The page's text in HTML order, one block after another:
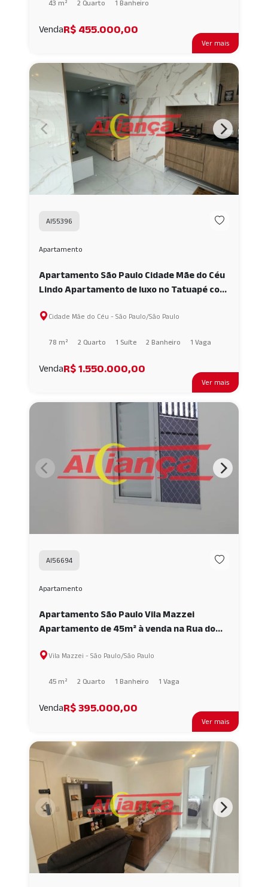
Ver mais
43 m² 2 Quarto 1 Banheiro
VendaR$ 455.000,00
Ver mais
AI55396
Apartamento
Apartamento São Paulo Cidade Mãe do Céu
Lindo Apartamento de luxo no Tatuapé com
Cidade Mãe do Céu - São Paulo/São Paulo
78 m² 2 Quarto 1 Suíte 2 Banheiro 1 Vaga
VendaR$ 1.550.000,00
Ver mais
AI56694
Apartamento
Apartamento São Paulo Vila Mazzei
Apartamento de 45m² à venda na Rua do
Vila Mazzei - São Paulo/São Paulo
45 m² 2 Quarto 1 Banheiro 1 Vaga
VendaR$ 395.000,00